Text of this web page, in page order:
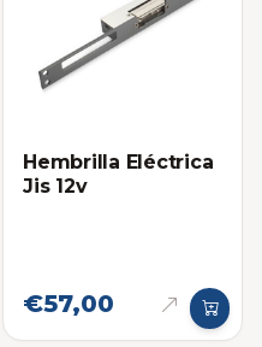
Hembrilla Eléctrica
Jis 12v
€57,00